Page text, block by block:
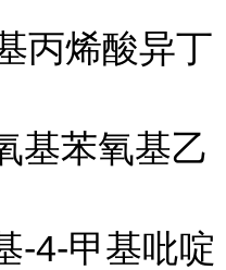
丙烯酸异丁
基苯氧基乙
-4-甲基吡啶